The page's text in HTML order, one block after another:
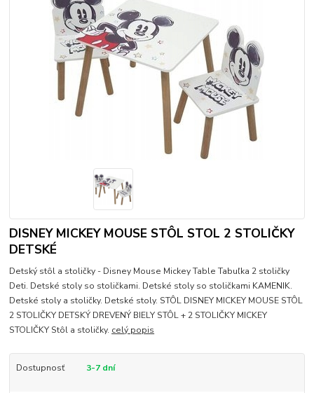
DISNEY MICKEY MOUSE STÔL STOL 2 STOLIČKY
DETSKÉ
Detský stôl a stoličky - Disney Mouse Mickey Table Tabuľka 2 stoličky
Deti. Detské stoly so stoličkami. Detské stoly so stoličkami KAMENIK.
Detské stoly a stoličky. Detské stoly. STÔL DISNEY MICKEY MOUSE STÔL
2 STOLIČKY DETSKÝ DREVENÝ BIELY STÔL + 2 STOLIČKY MICKEY
STOLIČKY Stôl a stoličky. celý popis
Dostupnosť 3-7 dní